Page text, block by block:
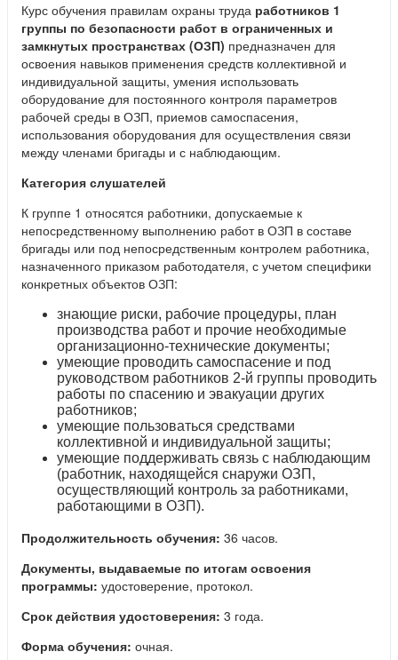
Курс обучения правилам охраны труда работников 1
группы по безопасности работ в ограниченных и
замкнутых пространствах (ОЗП) предназначен для
освоения навыков применения средств коллективной и
индивидуальной защиты, умения использовать
оборудование для постоянного контроля параметров
рабочей среды в ОЗП, приемов самоспасения,
использования оборудования для осуществления связи
между членами бригады и с наблюдающим.
Категория слушателей
К группе 1 относятся работники, допускаемые к
непосредственному выполнению работ в ОЗП в составе
бригады или под непосредственным контролем работника,
назначенного приказом работодателя, с учетом специфики
конкретных объектов ОЗП:
знающие риски, рабочие процедуры, план
производства работ и прочие необходимые
организационно-технические документы;
умеющие проводить самоспасение и под
руководством работников 2-й группы проводить
работы по спасению и эвакуации других
работников;
умеющие пользоваться средствами
коллективной и индивидуальной защиты;
умеющие поддерживать связь с наблюдающим
(работник, находящейся снаружи ОЗП,
осуществляющий контроль за работниками,
работающими в ОЗП).
Продолжительность обучения: 36 часов.
Документы, выдаваемые по итогам освоения
программы: удостоверение, протокол.
Срок действия удостоверения: 3 года.
Форма обучения: очная.